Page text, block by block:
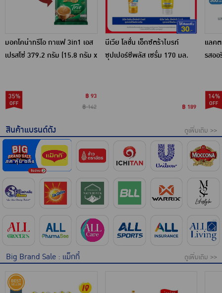
มอคโคน่าทรีโอ กาแฟ 3in1 เอส
เปรสโซ่ 379.2 กรัม (15.8 กรัม x
35%
฿ 93
฿ 142
นีเวีย โลชั่น เอ็กซ์ตร้าไบรท์
ซุปเปอร์ซีพลัส เซรั่ม 170 มล.
฿ 189
แลค
รสอ
14%
สินค้าแบรนด์ดัง ดูเพิ่มเติม >>
Big Brand Sale : แม็กกี้ ดูเพิ่มเติม >>